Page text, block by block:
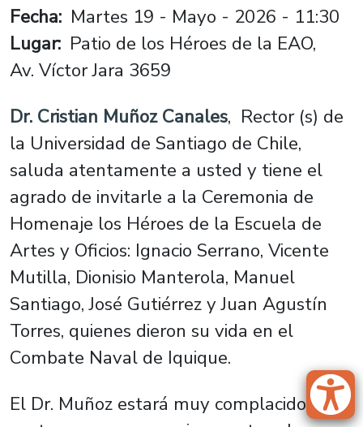
Fecha Martes 19 - Mayo - 2026 - 11:30
Lugar Patio de los Héroes de la EAO,
Av. Víctor Jara 3659
Dr. Cristian Muñoz Canales, Rector (s) de
la Universidad de Santiago de Chile,
saluda atentamente a usted y tiene el
agrado de invitarle a la Ceremonia de
Homenaje los Héroes de la Escuela de
Artes y Oficios: Ignacio Serrano, Vicente
Mutilla, Dionisio Manterola, Manuel
Santiago, José Gutiérrez y Juan Agustín
Torres, quienes dieron su vida en el
Combate Naval de Iquique.
El Dr. Muñoz estará muy complacido de